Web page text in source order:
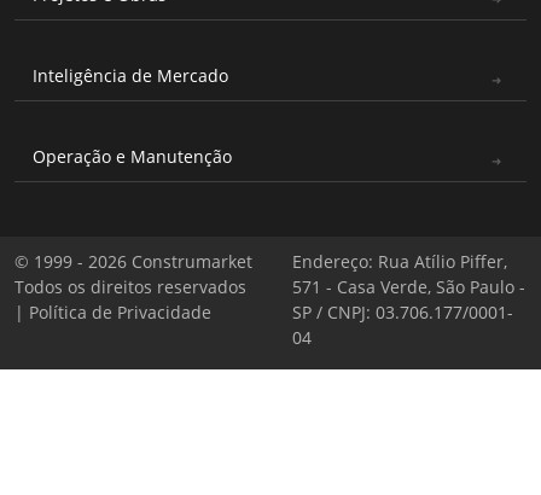
Inteligência de Mercado
Operação e Manutenção
© 1999 - 2026 Construmarket
Todos os direitos reservados
| Política de Privacidade
Endereço: Rua Atílio Piffer,
571 - Casa Verde, São Paulo -
SP / CNPJ: 03.706.177/0001-
04